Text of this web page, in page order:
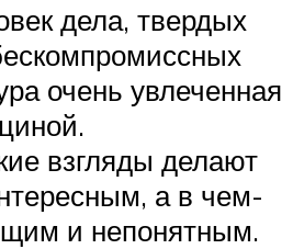
дела, твердых
очень увлеченная
взгляды делают
а в чем-
и непонятным.